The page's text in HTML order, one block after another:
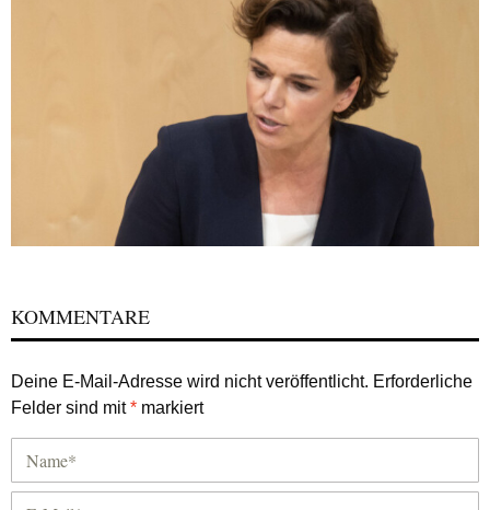
KOMMENTARE
Deine E-Mail-Adresse wird nicht veröffentlicht. Erforderliche
Felder sind mit* markiert